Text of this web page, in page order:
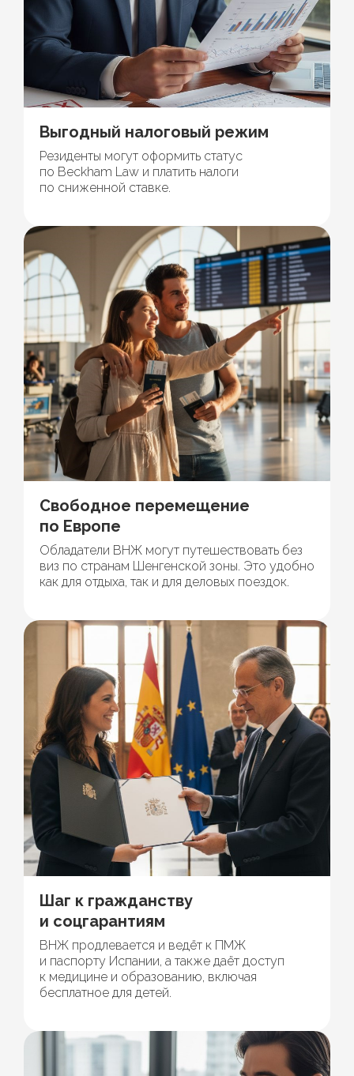
Выгодный налоговый режим
Резиденты могут оформить статус
по Beckham Law и платить налоги
по сниженной ставке.
Свободное перемещение
по Европе
Обладатели ВНЖ могут путешествовать без
виз по странам Шенгенской зоны. Это удобно
как для отдыха, так и для деловых поездок.
Шаг к гражданству
и соцгарантиям
ВНЖ продлевается и ведёт к ПМЖ
и паспорту Испании, а также даёт доступ
к медицине и образованию, включая
бесплатное для детей.